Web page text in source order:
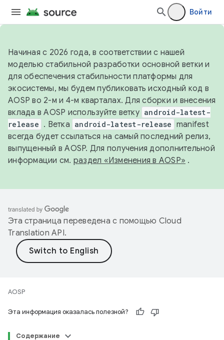
Войти
Начиная с 2026 года, в соответствии с нашей
моделью стабильной разработки основной ветки и
для обеспечения стабильности платформы для
экосистемы, мы будем публиковать исходный код в
AOSP во 2-м и 4-м кварталах. Для сборки и внесения
вклада в AOSP используйте ветку android-latest-
release . Ветка android-latest-release manifest
всегда будет ссылаться на самый последний релиз,
выпущенный в AOSP. Для получения дополнительной
информации см. раздел «Изменения в AOSP» .
Эта страница переведена с помощью Cloud
Translation API.
AOSP
Эта информация оказалась полезной?
Содержание